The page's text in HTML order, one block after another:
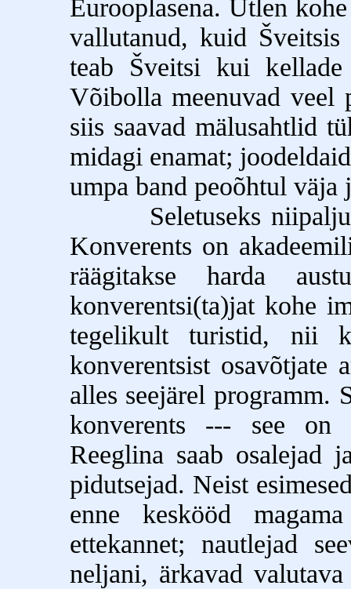
Eurooplasena. Ütlen
vallutanud, kuid Šveitsis
teab Šveitsi kui kellade
Võibolla meenuvad veel
siis saavad mälusahtlid
midagi enamat;
umpa band peoõhtul väja
Seletuseks niipalju,
Konverents on
räägitakse harda
konverentsi(ta)jat kohe
tegelikult turistid, nii
konverentsist osavõtjate
alles seejärel programm.
konverents --- see on
Reeglina saab osalejad
pidutsejad. Neist
enne keskööd
ettekannet; nautlejad
neljani, ärkavad